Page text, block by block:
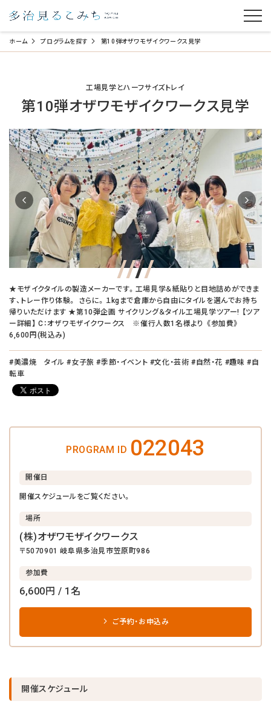
ホーム プログラムを探す 第10弾オザワモザイクワークス見学
工場見学とハーフサイズトレイ
第10弾オザワモザイクワークス見学
★モザイクタイルの製造メーカーです。工場見学＆紙貼りと目地詰めができま
す、トレー作り体験。 さらに。１kgまで倉庫から自由にタイルを選んでお持ち
帰りいただけます ★第10弾企画 サイクリング＆タイル工場見学ツアー! 【ツア
ー詳細】 C：オザワモザイクワークス ※催行人数1名様より 《参加費》
6,600円(税込み)
#美濃焼 タイル #女子旅 #季節・イベント #文化・芸術 #自然・花 #趣味 #自
転車
PROGRAM ID 022043
開催日
開催スケジュールをご覧ください。
場所
(株)オザワモザイクワークス
〒5070901 岐阜県多治見市笠原町986
参加費
6,600円 / 1名
ご予約・お申込み
開催スケジュール